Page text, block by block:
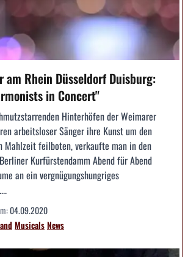
am Rhein Düsseldorf Duisburg:
in Concert"
Hinterhöfen der Weimarer
arbeitsloser Sänger ihre Kunst um den
Mahlzeit feilboten, verkaufte man in den
Kurfürstendamm Abend für Abend
an ein vergnügungshungriges
04.09.2020
MusicalsNews